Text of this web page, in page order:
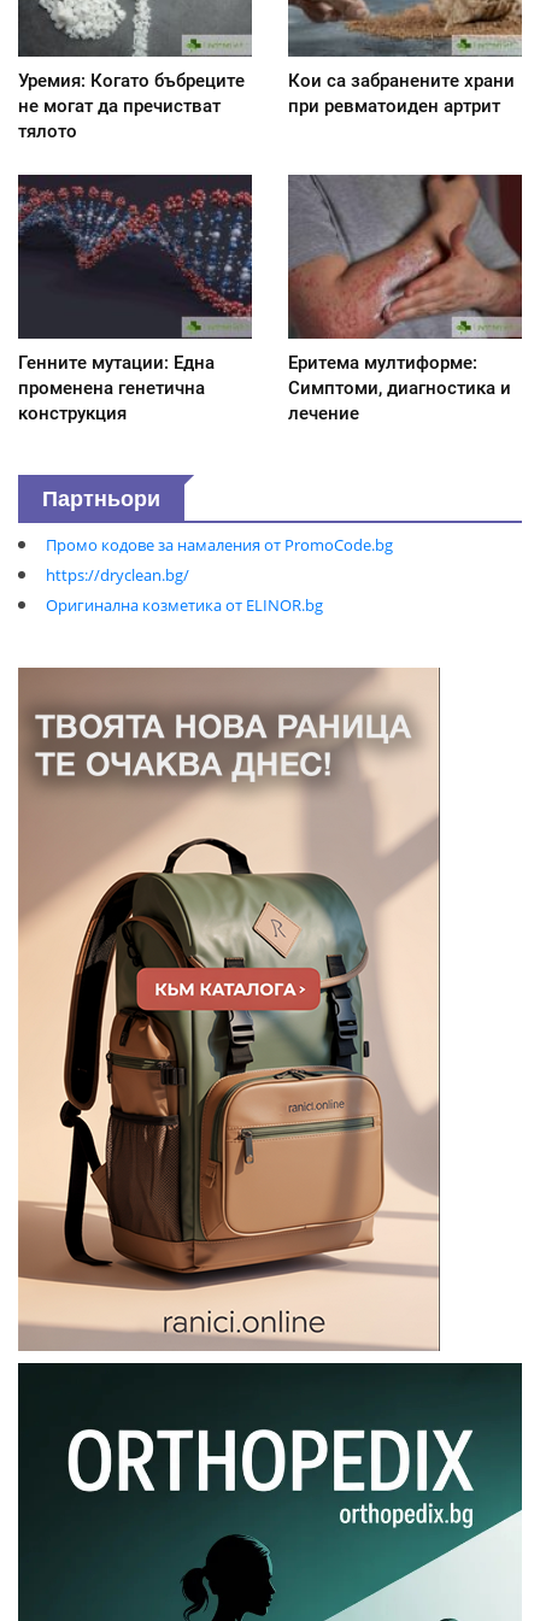
Уремия: Когато бъбреците
не могат да пречистват
тялото
Кои са забранените храни
при ревматоиден артрит
Генните мутации: Една
променена генетична
конструкция
Еритема мултиформе:
Симптоми, диагностика и
лечение
Партньори
Промо кодове за намаления от PromoCode.bg
https://dryclean.bg/
Оригинална козметика от ELINOR.bg